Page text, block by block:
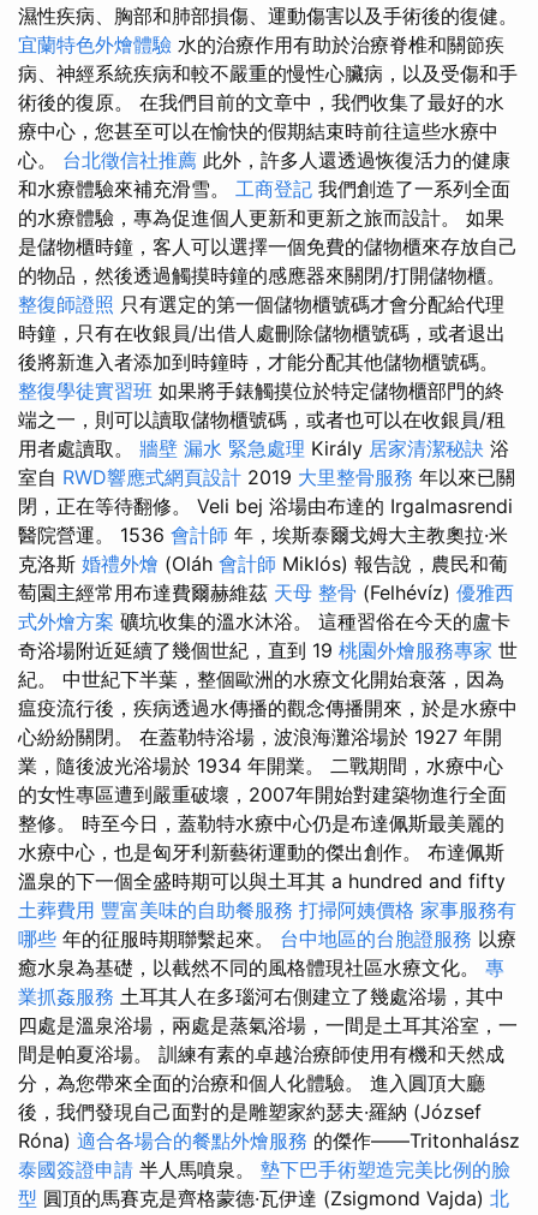
濕性疾病、胸部和肺部損傷、運動傷害以及手術後的復健。
宜蘭特色外燴體驗 水的治療作用有助於治療脊椎和關節疾
病、神經系統疾病和較不嚴重的慢性心臟病，以及受傷和手
術後的復原。 在我們目前的文章中，我們收集了最好的水
療中心，您甚至可以在愉快的假期結束時前往這些水療中
心。 台北徵信社推薦 此外，許多人還透過恢復活力的健康
和水療體驗來補充滑雪。 工商登記 我們創造了一系列全面
的水療體驗，專為促進個人更新和更新之旅而設計。 如果
是儲物櫃時鐘，客人可以選擇一個免費的儲物櫃來存放自己
的物品，然後透過觸摸時鐘的感應器來關閉/打開儲物櫃。
整復師證照 只有選定的第一個儲物櫃號碼才會分配給代理
時鐘，只有在收銀員/出借人處刪除儲物櫃號碼，或者退出
後將新進入者添加到時鐘時，才能分配其他儲物櫃號碼。
整復學徒實習班 如果將手錶觸摸位於特定儲物櫃部門的終
端之一，則可以讀取儲物櫃號碼，或者也可以在收銀員/租
用者處讀取。 牆壁 漏水 緊急處理 Király 居家清潔秘訣 浴
室自 RWD響應式網頁設計 2019 大里整骨服務 年以來已關
閉，正在等待翻修。 Veli bej 浴場由布達的 Irgalmasrendi
醫院營運。 1536 會計師 年，埃斯泰爾戈姆大主教奧拉·米
克洛斯 婚禮外燴 (Oláh 會計師 Miklós) 報告說，農民和葡
萄園主經常用布達費爾赫維茲 天母 整骨 (Felhévíz) 優雅西
式外燴方案 礦坑收集的溫水沐浴。 這種習俗在今天的盧卡
奇浴場附近延續了幾個世紀，直到 19 桃園外燴服務專家 世
紀。 中世紀下半葉，整個歐洲的水療文化開始衰落，因為
瘟疫流行後，疾病透過水傳播的觀念傳播開來，於是水療中
心紛紛關閉。 在蓋勒特浴場，波浪海灘浴場於 1927 年開
業，隨後波光浴場於 1934 年開業。 二戰期間，水療中心
的女性專區遭到嚴重破壞，2007年開始對建築物進行全面
整修。 時至今日，蓋勒特水療中心仍是布達佩斯最美麗的
水療中心，也是匈牙利新藝術運動的傑出創作。 布達佩斯
溫泉的下一個全盛時期可以與土耳其 a hundred and fifty
土葬費用 豐富美味的自助餐服務 打掃阿姨價格 家事服務有
哪些 年的征服時期聯繫起來。 台中地區的台胞證服務 以療
癒水泉為基礎，以截然不同的風格體現社區水療文化。 專
業抓姦服務 土耳其人在多瑙河右側建立了幾處浴場，其中
四處是溫泉浴場，兩處是蒸氣浴場，一間是土耳其浴室，一
間是帕夏浴場。 訓練有素的卓越治療師使用有機和天然成
分，為您帶來全面的治療和個人化體驗。 進入圓頂大廳
後，我們發現自己面對的是雕塑家約瑟夫·羅納 (József
Róna) 適合各場合的餐點外燴服務 的傑作——Tritonhalász
泰國簽證申請 半人馬噴泉。 墊下巴手術塑造完美比例的臉
型 圓頂的馬賽克是齊格蒙德·瓦伊達 (Zsigmond Vajda) 北